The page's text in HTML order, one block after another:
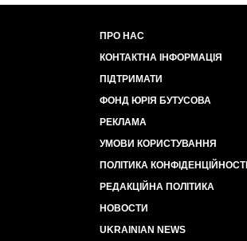
ПРО НАС
КОНТАКТНА ІНФОРМАЦІЯ
ПІДТРИМАТИ
ФОНД ЮРІЯ БУТУСОВА
РЕКЛАМА
УМОВИ КОРИСТУВАННЯ
ПОЛІТИКА КОНФІДЕНЦІЙНОСТІ
РЕДАКЦІЙНА ПОЛІТИКА
НОВОСТИ
UKRAINIAN NEWS